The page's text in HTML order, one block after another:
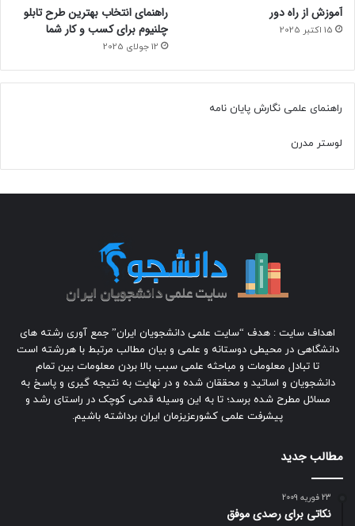
آموزش از راه دور
15 اکتبر 2025
راهنمای انتخاب بهترین طرح تابلو
چلنیوم برای کسب و کار شما
12 جولای 2025
راهنمای علمی نگارش پایان نامه
لوستر مدرن
اهداف سایت : هدف “سایت علمی دانشجویان ایران” جمع آوری رشته های
دانشگاهی در محیطی دوستانه و علمی و بیان مطالب مرتبط با هررشته است
تا تبادل معلومات و مباحثه علمی سبب بالا بردن معلومات بین تمام
دانشجویان و اساتید و محققان شده و در نهایت به نتیجه گیری و پاسخ به
مسائل مطرح شده برسد؛ تا به این وسیله قدمی کوچک در راستای رشد و
پیشرفت علمی کشورعزیزمان ایران برداشته باشیم.
مطالب جدید
23 فوریه 2009
نکاتی برای رصدی موفق